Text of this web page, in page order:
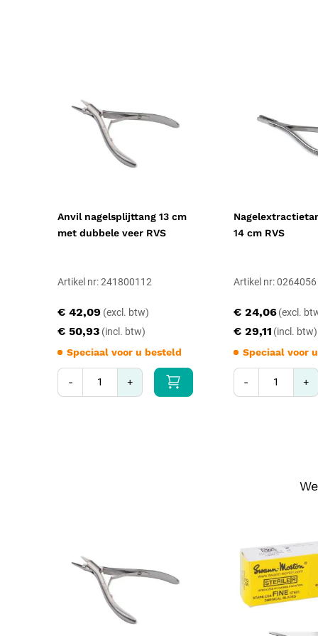
Resorbeerbaar (hechtdraad) Nee
Herbruikbaar, Steriliseerbaar,
Certificering CE-gecertificeerd
Anvil nagelsplijttang 13 cm
met dubbele veer RVS
Artikel nr: 241800112
€ 50,93
€ 42,09
Speciaal voor u besteld
- +
14 cm RVS
Artikel nr: 0264056
€ 29,11
€ 24,06
Speciaal voor
- +